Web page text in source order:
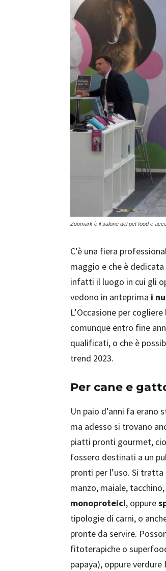
Zoomark è il salone del pet food e
C’è una fiera
maggio e che è dedicata
infatti il luogo in cui gli
vedono in anteprima i
L’Occasione per
comunque entro fine
qualificati, o che è
trend 2023.
Per cane e
Un paio d’anni fa erano
ma adesso si trovano
piatti pronti gourmet,
fossero destinati a un
pronti per l’uso. Si tratta
manzo, maiale,
monoproteici, oppure
tipologie di carni, o
pronte da servire.
fitoterapiche o
papaya), oppure